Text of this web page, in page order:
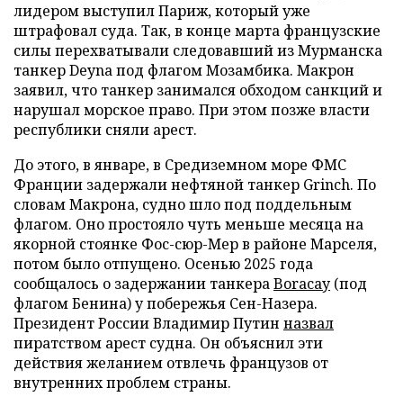
лидером выступил Париж, который уже
штрафовал суда. Так, в конце марта французские
силы перехватывали следовавший из Мурманска
танкер Deyna под флагом Мозамбика. Макрон
заявил, что танкер занимался обходом санкций и
нарушал морское право. При этом позже власти
республики сняли арест.
До этого, в январе, в Средиземном море ФМС
Франции задержали нефтяной танкер Grinch. По
словам Макрона, судно шло под поддельным
флагом. Оно простояло чуть меньше месяца на
якорной стоянке Фос-сюр-Мер в районе Марселя,
потом было отпущено. Осенью 2025 года
сообщалось о задержании танкераBoracay (под
флагом Бенина) у побережья Сен-Назера.
Президент России Владимир Путин назвал
пиратством арест судна. Он объяснил эти
действия желанием отвлечь французов от
внутренних проблем страны.